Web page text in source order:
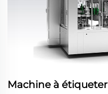
Machine à étiqueter